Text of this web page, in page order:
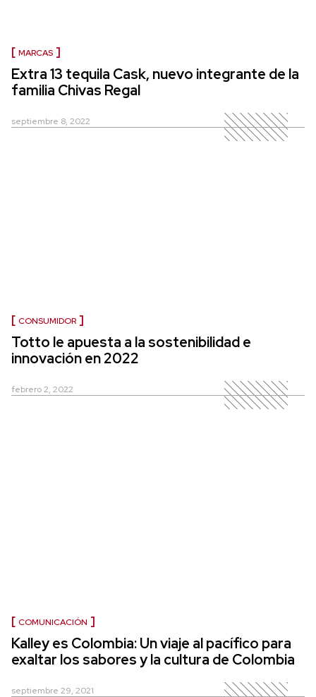
MARCAS
Extra 13 tequila Cask, nuevo integrante de la
familia Chivas Regal
septiembre 8, 2022
CONSUMIDOR
Totto le apuesta a la sostenibilidad e
innovación en 2022
febrero 2, 2022
COMUNICACIÓN
Kalley es Colombia: Un viaje al pacífico para
exaltar los sabores y la cultura de Colombia
septiembre 29, 2021